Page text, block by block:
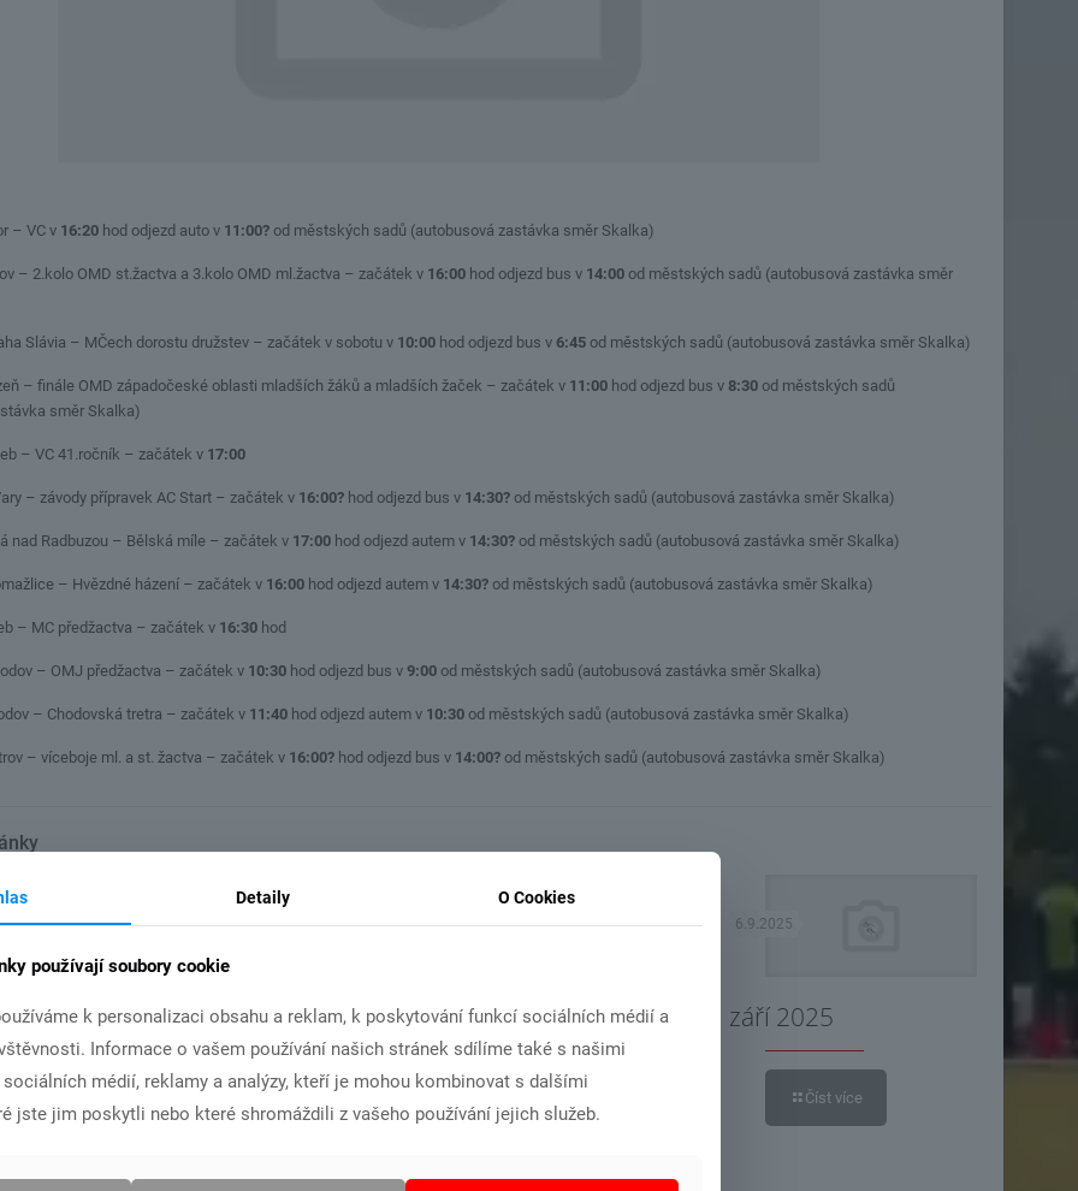
– VC v 16:20hod odjezd auto v 11:00?od městských sadů (autobusová zastávka směr Skalka)
– 2.kolo OMD st.žactva a 3.kolo OMD ml.žactva – začátek v 16:00hod odjezd bus v 14:00od městských sadů (autobusová zastávka směr
Slávia – MČech dorostu družstev – začátek v sobotu v 10:00hod odjezd bus v 6:45od městských sadů (autobusová zastávka směr Skalka)
– finále OMD západočeské oblasti mladších žáků a mladších žaček – začátek v 11:00hod odjezd bus v 8:30od městských sadů
směr Skalka)
– VC 41.ročník – začátek v 17:00
– závody přípravek AC Start – začátek v 16:00?hod odjezd bus v 14:30?od městských sadů (autobusová zastávka směr Skalka)
nad Radbuzou – Bělská míle – začátek v 17:00hod odjezd autem v 14:30?od městských sadů (autobusová zastávka směr Skalka)
– Hvězdné házení – začátek v 16:00hod odjezd autem v 14:30?od městských sadů (autobusová zastávka směr Skalka)
– MC předžactva – začátek v 16:30hod
– OMJ předžactva – začátek v 10:30hod odjezd bus v 9:00od městských sadů (autobusová zastávka směr Skalka)
– Chodovská tretra – začátek v 11:40hod odjezd autem v 10:30od městských sadů (autobusová zastávka směr Skalka)
– víceboje ml. a st. žactva – začátek v 16:00?hod odjezd bus v 14:00?od městských sadů (autobusová zastávka směr Skalka)
2026
24.1.2026
leden 2026
12.10.2025
říjen + listopad 2025
6.9.2025
září 2025
Číst více
Detaily O Cookies
používají soubory cookie
k personalizaci obsahu a reklam, k poskytování funkcí sociálních médií a
Informace o vašem používání našich stránek sdílíme také s našimi
médií, reklamy a analýzy, kteří je mohou kombinovat s dalšími
jste jim poskytli nebo které shromáždili z vašeho používání jejich služeb.